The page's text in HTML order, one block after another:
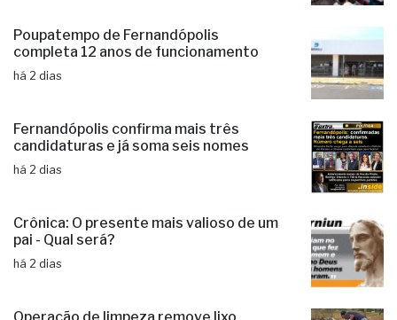
Poupatempo de Fernandópolis
completa 12 anos de funcionamento
há 2 dias
Fernandópolis confirma mais três
candidaturas e já soma seis nomes
há 2 dias
Crônica: O presente mais valioso de um
pai - Qual será?
há 2 dias
Operação de limpeza remove lixo